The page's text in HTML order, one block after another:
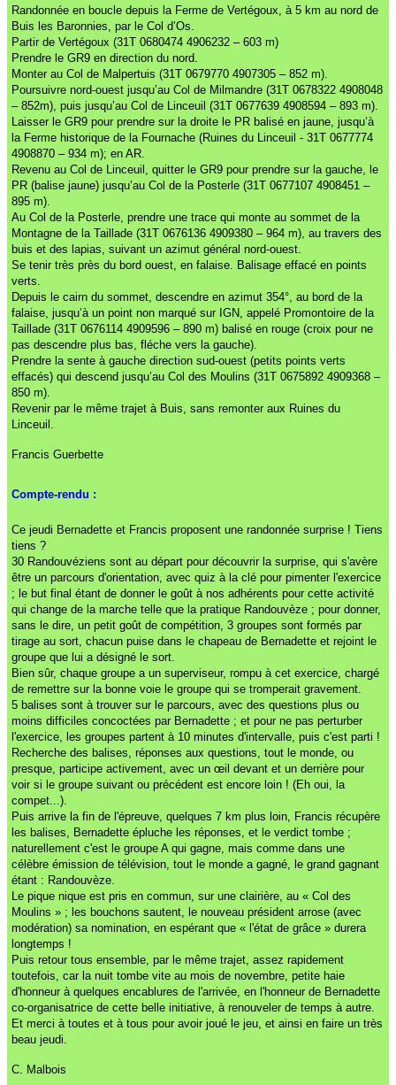
Randonnée en boucle depuis la Ferme de Vertégoux, à 5 km au nord de
Buis les Baronnies, par le Col d’Os.
Partir de Vertégoux (31T 0680474 4906232 – 603 m)
Prendre le GR9 en direction du nord.
Monter au Col de Malpertuis (31T 0679770 4907305 – 852 m).
Poursuivre nord-ouest jusqu’au Col de Milmandre (31T 0678322 4908048
– 852m), puis jusqu’au Col de Linceuil (31T 0677639 4908594 – 893 m).
Laisser le GR9 pour prendre sur la droite le PR balisé en jaune, jusqu’à
la Ferme historique de la Fournache (Ruines du Linceuil - 31T 0677774
4908870 – 934 m); en AR.
Revenu au Col de Linceuil, quitter le GR9 pour prendre sur la gauche, le
PR (balise jaune) jusqu’au Col de la Posterle (31T 0677107 4908451 –
895 m).
Au Col de la Posterle, prendre une trace qui monte au sommet de la
Montagne de la Taillade (31T 0676136 4909380 – 964 m), au travers des
buis et des lapias, suivant un azimut général nord-ouest.
Se tenir très près du bord ouest, en falaise. Balisage effacé en points
verts.
Depuis le cairn du sommet, descendre en azimut 354°, au bord de la
falaise, jusqu’à un point non marqué sur IGN, appelé Promontoire de la
Taillade (31T 0676114 4909596 – 890 m) balisé en rouge (croix pour ne
pas descendre plus bas, fléche vers la gauche).
Prendre la sente à gauche direction sud-ouest (petits points verts
effacés) qui descend jusqu’au Col des Moulins (31T 0675892 4909368 –
850 m).
Revenir par le même trajet à Buis, sans remonter aux Ruines du
Linceuil.
Francis Guerbette
Compte-rendu :
Ce jeudi Bernadette et Francis proposent une randonnée surprise ! Tiens
tiens ?
30 Randouvéziens sont au départ pour découvrir la surprise, qui s'avère
être un parcours d'orientation, avec quiz à la clé pour pimenter l'exercice
; le but final étant de donner le goût à nos adhérents pour cette activité
qui change de la marche telle que la pratique Randouvèze ; pour donner,
sans le dire, un petit goût de compétition, 3 groupes sont formés par
tirage au sort, chacun puise dans le chapeau de Bernadette et rejoint le
groupe que lui a désigné le sort.
Bien sûr, chaque groupe a un superviseur, rompu à cet exercice, chargé
de remettre sur la bonne voie le groupe qui se tromperait gravement.
5 balises sont à trouver sur le parcours, avec des questions plus ou
moins difficiles concoctées par Bernadette ; et pour ne pas perturber
l'exercice, les groupes partent à 10 minutes d'intervalle, puis c'est parti !
Recherche des balises, réponses aux questions, tout le monde, ou
presque, participe activement, avec un œil devant et un derrière pour
voir si le groupe suivant ou précédent est encore loin ! (Eh oui, la
compet...).
Puis arrive la fin de l'épreuve, quelques 7 km plus loin, Francis récupère
les balises, Bernadette épluche les réponses, et le verdict tombe ;
naturellement c'est le groupe A qui gagne, mais comme dans une
célèbre émission de télévision, tout le monde a gagné, le grand gagnant
étant : Randouvèze.
Le pique nique est pris en commun, sur une clairière, au « Col des
Moulins » ; les bouchons sautent, le nouveau président arrose (avec
modération) sa nomination, en espérant que « l'état de grâce » durera
longtemps !
Puis retour tous ensemble, par le même trajet, assez rapidement
toutefois, car la nuit tombe vite au mois de novembre, petite haie
d'honneur à quelques encablures de l'arrivée, en l'honneur de Bernadette
co-organisatrice de cette belle initiative, à renouveler de temps à autre.
Et merci à toutes et à tous pour avoir joué le jeu, et ainsi en faire un très
beau jeudi.
C. Malbois